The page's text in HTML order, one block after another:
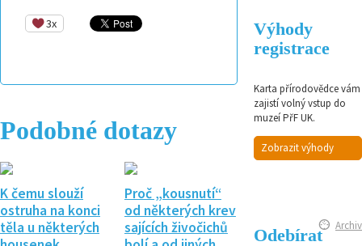
3x
Podobné dotazy
K čemu slouží
ostruha na konci
těla u některých
Proč „kousnutí“
od některých krev
sajících živočichů
Výhody
registrace
Karta přírodovědce vám
zajistí volný vstup do
muzeí PřF UK.
Zobrazit výhody
Archiv
Odebírat